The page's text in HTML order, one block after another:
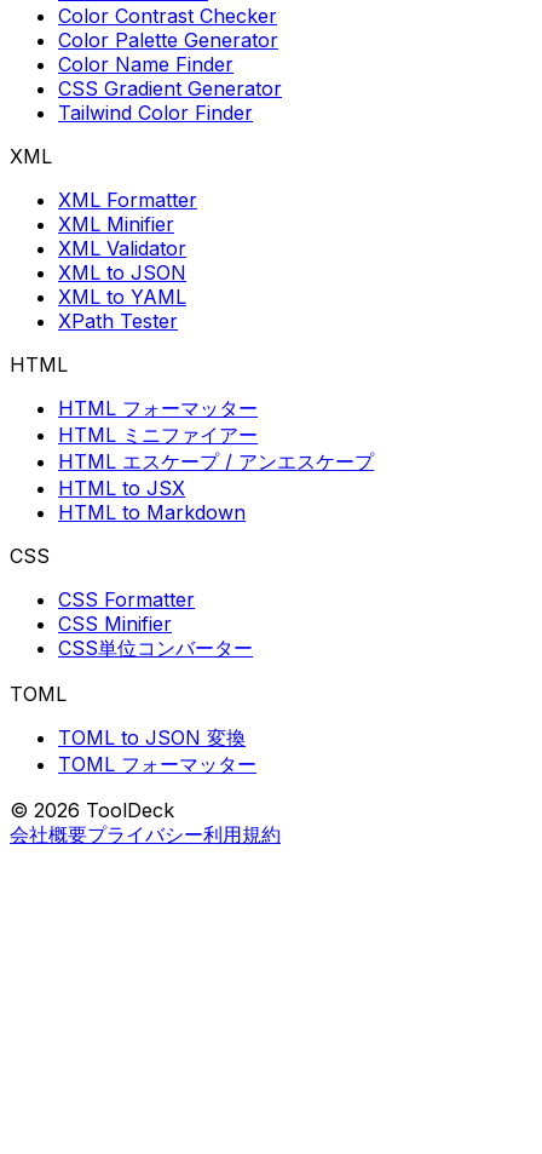
Color Contrast Checker
Color Palette Generator
Color Name Finder
CSS Gradient Generator
Tailwind Color Finder
XML
XML Formatter
XML Minifier
XML Validator
XML to JSON
XML to YAML
XPath Tester
HTML
HTML フォーマッター
HTML ミニファイアー
HTML エスケープ / アンエスケープ
HTML to JSX
HTML to Markdown
CSS
CSS Formatter
CSS Minifier
CSS単位コンバーター
TOML
TOML to JSON 変換
TOML フォーマッター
© 2026 ToolDeck
会社概要プライバシー利用規約